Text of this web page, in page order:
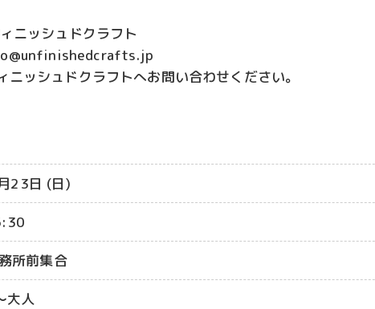
ニッシュドクラフト
ッシュドクラフトへお問い合わせください。
23日 (日)
所前集合
大人